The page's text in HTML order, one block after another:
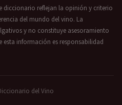
diccionario reflejan la opinión y criterio
del mundo del vino. La
y no constituye asesoramiento
información es responsabilidad
del Vino